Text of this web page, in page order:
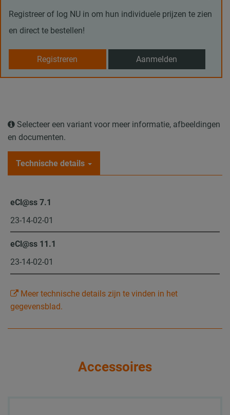
Registreer of log NU in om hun individuele prijzen te zien
en direct te bestellen!
Registreren Aanmelden
Selecteer een variant voor meer informatie, afbeeldingen
en documenten.
Technische details
eCl@ss 7.1
23-14-02-01
eCl@ss 11.1
23-14-02-01
Meer technische details zijn te vinden in het
gegevensblad.
Accessoires